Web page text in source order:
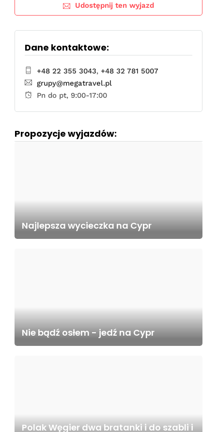
Udostępnij ten wyjazd
Dane kontaktowe:
+48 22 355 3043, +48 32 781 5007
grupy@megatravel.pl
Pn do pt, 9:00-17:00
Propozycje wyjazdów:
Najlepsza wycieczka na Cypr
Nie bądź osłem - jedź na Cypr
Polak Węgier dwa bratanki i do szabli i